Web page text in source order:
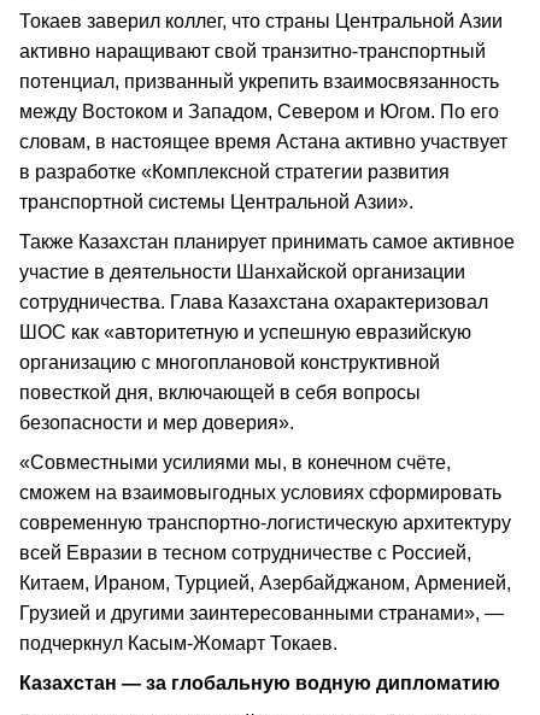
Токаев заверил коллег, что страны Центральной Азии
активно наращивают свой транзитно-транспортный
потенциал, призванный укрепить взаимосвязанность
между Востоком и Западом, Севером и Югом. По его
словам, в настоящее время Астана активно участвует
в разработке «Комплексной стратегии развития
транспортной системы Центральной Азии».
Также Казахстан планирует принимать самое активное
участие в деятельности Шанхайской организации
сотрудничества. Глава Казахстана охарактеризовал
ШОС как «авторитетную и успешную евразийскую
организацию с многоплановой конструктивной
повесткой дня, включающей в себя вопросы
безопасности и мер доверия».
«Совместными усилиями мы, в конечном счёте,
сможем на взаимовыгодных условиях сформировать
современную транспортно-логистическую архитектуру
всей Евразии в тесном сотрудничестве с Россией,
Китаем, Ираном, Турцией, Азербайджаном, Арменией,
Грузией и другими заинтересованными странами», —
подчеркнул Касым-Жомарт Токаев.
Казахстан — за глобальную водную дипломатию